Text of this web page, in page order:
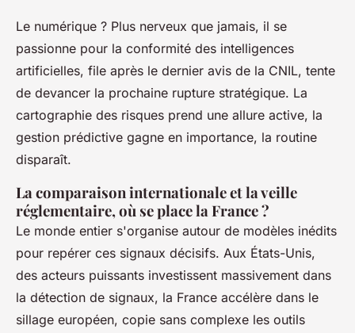
Le numérique ? Plus nerveux que jamais, il se
passionne pour la conformité des intelligences
artificielles, file après le dernier avis de la CNIL, tente
de devancer la prochaine rupture stratégique. La
cartographie des risques prend une allure active, la
gestion prédictive gagne en importance, la routine
disparaît.
La comparaison internationale et la veille
réglementaire, où se place la France ?
Le monde entier s'organise autour de modèles inédits
pour repérer ces signaux décisifs. Aux États-Unis,
des acteurs puissants investissent massivement dans
la détection de signaux, la France accélère dans le
sillage européen, copie sans complexe les outils